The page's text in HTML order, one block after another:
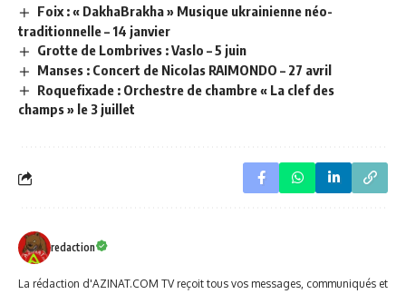
Foix : « DakhaBrakha » Musique ukrainienne néo-
traditionnelle – 14 janvier
Grotte de Lombrives : Vaslo – 5 juin
Manses : Concert de Nicolas RAIMONDO – 27 avril
Roquefixade : Orchestre de chambre « La clef des
champs » le 3 juillet
redaction
La rédaction d'AZINAT.COM TV reçoit tous vos messages, communiqués et